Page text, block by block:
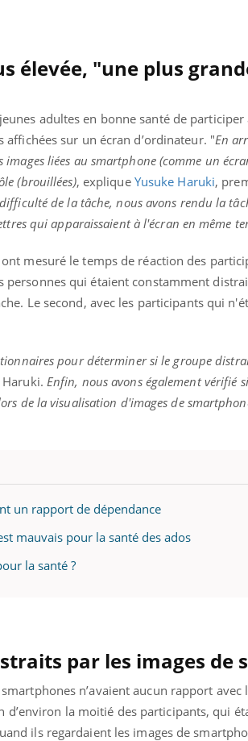
élevée, "une plus
adultes en bonne santé de participer
sur un écran d’ordinateur. "En
liées au smartphone (comme un
(brouillées), explique Yusuke Haruki,
de la tâche, nous avons rendu la
qui apparaissaient à l'écran en même
mesuré le temps de réaction des
personnes qui étaient constamment
Le second, avec les participants qui
pour déterminer si le groupe
Enfin, nous avons également vérifié
de la visualisation d'images de
un rapport de dépendance
mauvais pour la santé des ados
la santé ?
par les images de
n’avaient aucun rapport avec
d’environ la moitié des participants, qui
ils regardaient les images de
» pour
à la médecine
en matière de bilan de
d'un « jumeau
...
Youtube
COUP DE
Coup de food
nouveau rendez-
épisode, une ...